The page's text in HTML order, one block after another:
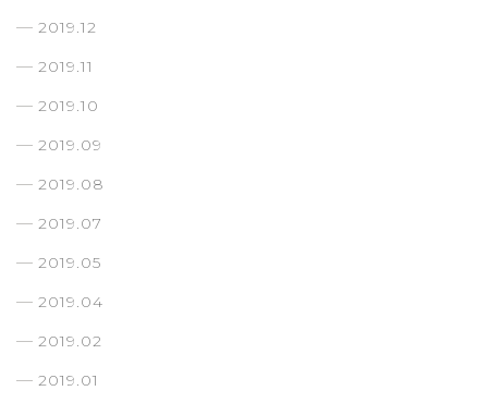
2019.12
2019.11
2019.10
2019.09
2019.08
2019.07
2019.05
2019.04
2019.02
2019.01